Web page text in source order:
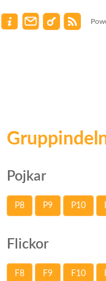
Pojkar
P8 P9 P10
Flickor
F8 F9 F10